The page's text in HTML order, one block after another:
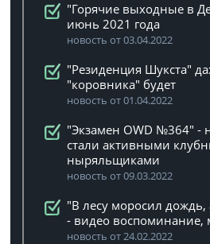
"Горячие выходные в
июнь 2021 года
новость от 03.04.2022
"Резиденция Шукста"
"коровника" будет
новость от 01.04.2022
"Экзамен OWD №364" -
стали активными
ныряльщиками
новость от 09.03.2022
"В лесу моросил дождь,
- видео воспоминание,
новость от 24.02.2022